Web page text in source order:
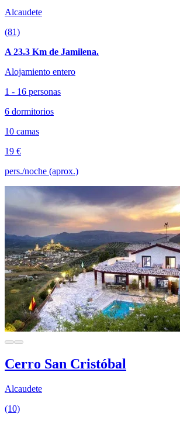
Alcaudete
(81)
A 23.3 Km de Jamilena.
Alojamiento entero
1 - 16 personas
6 dormitorios
10 camas
19 €
pers./noche (aprox.)
Cerro San Cristóbal
Alcaudete
(10)